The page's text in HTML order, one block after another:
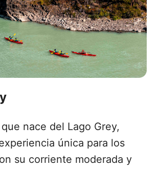
que nace del Lago Grey,
única para los
su corriente moderada y